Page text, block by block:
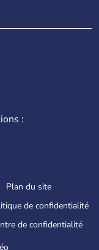
:
Plan du site
de confidentialité
de confidentialité